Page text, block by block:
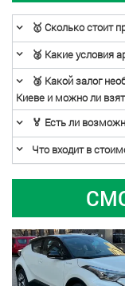
🥇 Сколько стоит
🥈 Какие условия
🥉 Какой залог
Киеве и можно ли
🏅 Есть ли
Что входит в